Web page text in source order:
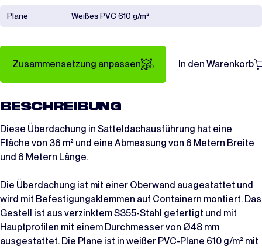
Plane Weißes PVC 610 g/m²
Zusammensetzung anpassen In den Warenkorb
BESCHREIBUNG
Diese Überdachung in Satteldachausführung hat eine
Fläche von 36 m² und eine Abmessung von 6 Metern Breite
und 6 Metern Länge.
Die Überdachung ist mit einer Oberwand ausgestattet und
wird mit Befestigungsklemmen auf Containern montiert. Das
Gestell ist aus verzinktem S355-Stahl gefertigt und mit
Hauptprofilen mit einem Durchmesser von Ø48 mm
ausgestattet. Die Plane ist in weißer PVC-Plane 610 g/m² mit